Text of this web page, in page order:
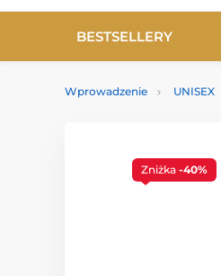
BESTSELLERY
Wprowadzenie UNISEX
Zniżka -40%